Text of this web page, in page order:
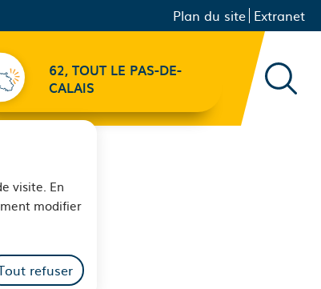
visite. En
modifier
refuser
Menu principal
Navigation
secondaire
Plan du site Extranet
62, TOUT LE PAS-DE-
CALAIS